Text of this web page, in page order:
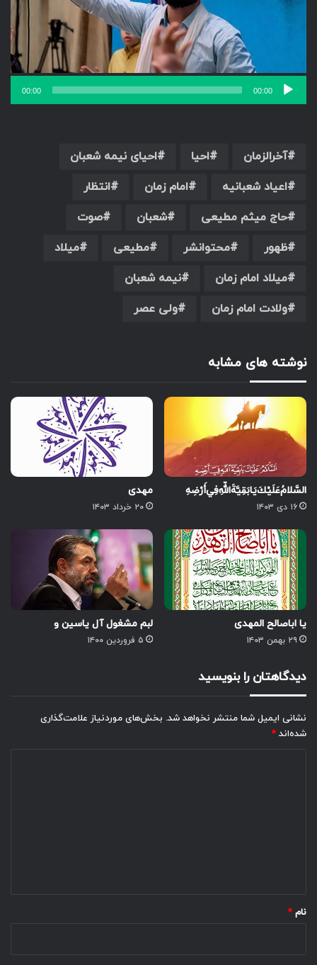
00:00
00:00
آخرالزمان احیا
احیای نیمه شعبان
اعیاد شعبانیه
امام زمان
انتظار
حاج میثم مطیعی
شعبان
صوت
ظهور
محتوانشر مطیعی
میلاد
میلاد امام زمان
نیمه شعبان
ولادت امام زمان
ولی عصر
نوشته های مشابه
السَّلامُ‌عَلَيْكَ‌يَابَقِيَّةَ‌اللّهِ‌فِي‌أَرْضِهِ
۱۶ دی ۱۴۰۳
مهدی
۲۰ خرداد ۱۴۰۳
یا اباصالح المهدی
۲۹ بهمن ۱۴۰۳
لبم مشغول آل یاسین و
۵ فروردین ۱۴۰۰
دیدگاهتان را بنویسید
نشانی ایمیل شما منتشر نخواهد شد. بخش‌های موردنیاز علامت‌گذاری
شده‌اند *
نام *